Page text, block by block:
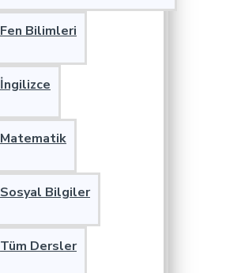
Fen Bilimleri
İngilizce
Matematik
Sosyal Bilgiler
Tüm Dersler